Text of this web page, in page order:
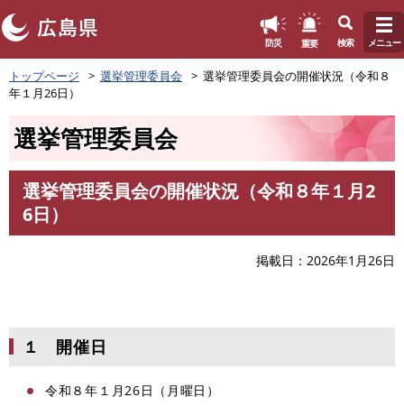
ペ
ー
ジ
防災 重要 検索 メニュー
トップページ 選挙管理委員会
選挙管理委員会の開催状況（令和８
年１月26日）
選挙管理委員会
選挙管理委員会の開催状況（令和８年１月2
6日）
掲載日 2026年1月26日
１ 開催日
令和８年１月26日（月曜日）